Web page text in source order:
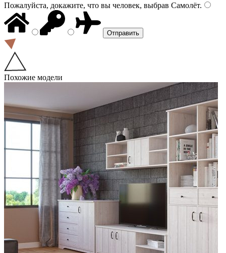
Пожалуйста, докажите, что вы человек, выбрав Самолёт.
Похожие модели